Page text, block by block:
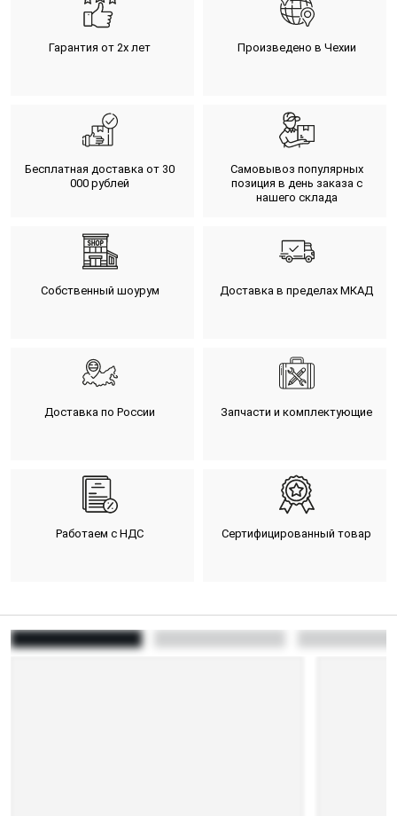
Гарантия от 2х лет Произведено в Чехии
Бесплатная доставка от 30
000 рублей
Самовывоз популярных
позиция в день заказа с
нашего склада
Собственный шоурум Доставка в пределах МКАД
Доставка по России Запчасти и комплектующие
Работаем с НДС Сертифицированный товар